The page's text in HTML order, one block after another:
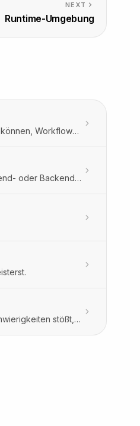
NEXT
Runtime-Umgebung
Orbitype verfügt über eine gemeinsame Runtime-Umgebung, auf die Agenten über ihre Tools zugreifen können, Workflows über ihre Nodes, Artefakte über ihre Server Actions sowie Orbitype Intelligence im interaktiven Ausführungsmodus.
Erstelle und veröffentliche externe Formulare und interaktive Rechner in Orbitype—ohne separate Frontend- oder Backend-Projekte.
Wir möchten sicherstellen, dass du Orbitype problemlos nutzen kannst. Falls du Fragen hast oder auf Schwierigkeiten stößt, zögere nicht, uns zu kontaktieren. Wir sind für dich da – schreib uns einfach eine Nachricht an support@orbitype.com, und wir helfen dir gerne weiter.